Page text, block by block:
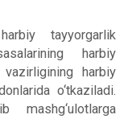
tayyorgarlik
harbiy
harbiy
o‘tkaziladi.
mashg‘ulotlarga